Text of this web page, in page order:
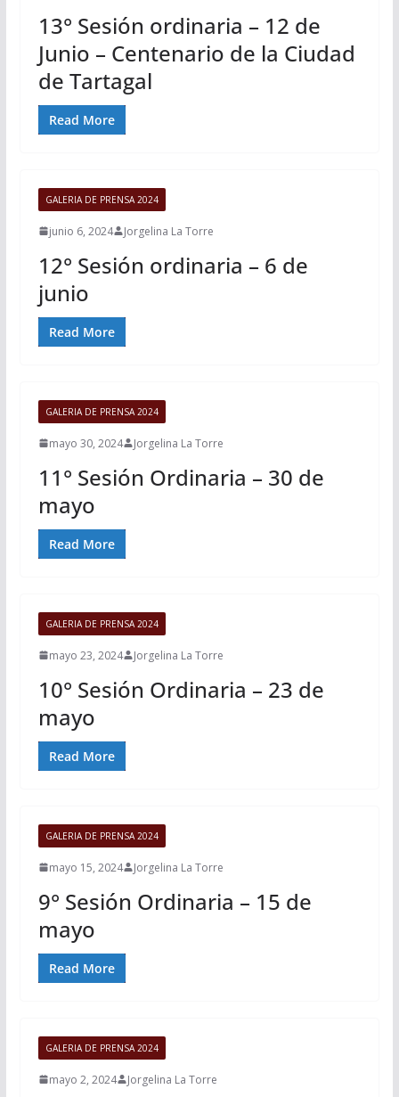
13° Sesión ordinaria – 12 de
Junio – Centenario de la Ciudad
de Tartagal
Read More
GALERIA DE PRENSA 2024
junio 6, 2024 Jorgelina La Torre
12° Sesión ordinaria – 6 de
junio
Read More
GALERIA DE PRENSA 2024
mayo 30, 2024 Jorgelina La Torre
11° Sesión Ordinaria – 30 de
mayo
Read More
GALERIA DE PRENSA 2024
mayo 23, 2024 Jorgelina La Torre
10° Sesión Ordinaria – 23 de
mayo
Read More
GALERIA DE PRENSA 2024
mayo 15, 2024 Jorgelina La Torre
9° Sesión Ordinaria – 15 de
mayo
Read More
GALERIA DE PRENSA 2024
mayo 2, 2024 Jorgelina La Torre